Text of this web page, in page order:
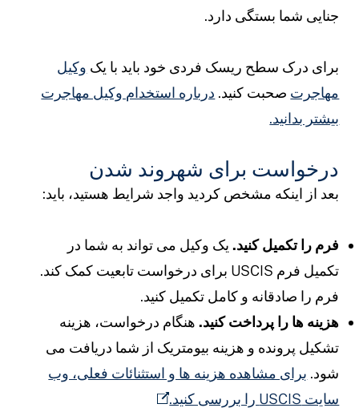
جنایی شما بستگی دارد.
برای درک سطح ریسک فردی خود باید با یک وکیل
مهاجرتصحبت کنید.درباره استخدام وکیل مهاجرت
بیشتر بدانید.
درخواست برای شهروند شدن
بعد از اینکه مشخص کردید واجد شرایط هستید، باید:
فرم را تکمیل کنید.یک وکیل می تواند به شما در
تکمیل فرم USCIS برای درخواست تابعیت کمک کند.
فرم را صادقانه و کامل تکمیل کنید.
هزینه ها را پرداخت کنید.هنگام درخواست، هزینه
تشکیل پرونده و هزینه بیومتریک از شما دریافت می
شود.برای مشاهده هزینه ها و استثنائات فعلی، وب
سایت USCIS را بررسی کنید.